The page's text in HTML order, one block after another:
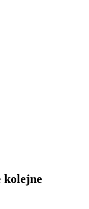
kolejne